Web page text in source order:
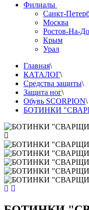
Филиалы
Санкт-
Москва
Ростов-На-
Крым
Урал
Главная\
КАТАЛОГ\
Средства защиты\
Защита ног\
Обувь SCORPION\
БОТИНКИ